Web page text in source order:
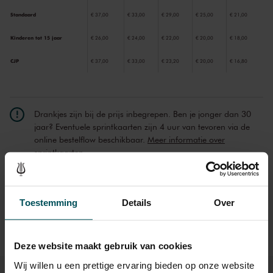
Toestemming Details Over
Deze website maakt gebruik van cookies
Wij willen u een prettige ervaring bieden op onze website
Standaard € 37,00 € 33,00 € 29,00 € 25,00 € 21,00
Kinderen tot 15 jaar € 26,00 € 24,00 € 22,00 € 20,00 € 18,00
CJP € 37,00 € 33,00 € 23,20 € 20,00 € 16,80
Drankjes zijn bij de prijs inbegrepen. Ben je jonger dan 30
jaar? Eventuele sprintkaarten zijn 4 uur van tevoren via de
online bestelflow beschikbaar. Meer informatie over
sprintkaarten
Prijzen zijn exclusief transactiekosten: € 5 per bestelling. Wilt
u rolstoelplaatsen bestellen? Mail naar
kassa@concertgebouw.nl of bel de Concertgebouwlijn op